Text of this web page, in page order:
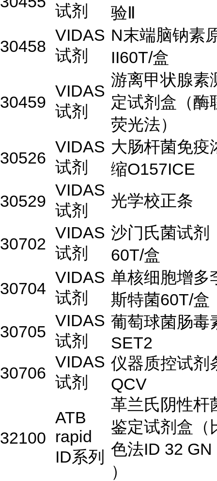
试剂
验Ⅱ
30458
VIDAS
试剂
N末端脑钠素
II60T/盒
30459
VIDAS
试剂
游离甲状腺素
定试剂盒（酶
荧光法）
30526
VIDAS
试剂
大肠杆菌免疫
缩O157ICE
30529
VIDAS
试剂
光学校正条
30702
VIDAS
试剂
沙门氏菌试剂
60T/盒
30704
VIDAS
试剂
单核细胞增多
斯特菌60T/盒
30705
VIDAS
试剂
葡萄球菌肠毒
SET2
30706
VIDAS
试剂
仪器质控试剂
QCV
32100
ATB
rapid
ID系列
革兰氏阴性杆
鉴定试剂盒（
色法ID 32 GN
）